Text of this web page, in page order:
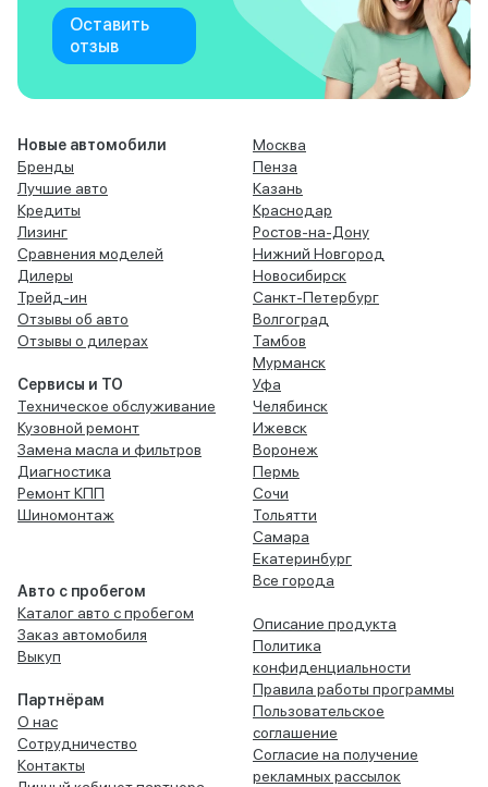
Оставить
отзыв
Новые автомобили
Бренды
Лучшие авто
Кредиты
Лизинг
Сравнения моделей
Дилеры
Трейд-ин
Отзывы об авто
Отзывы о дилерах
Сервисы и ТО
Техническое обслуживание
Кузовной ремонт
Замена масла и фильтров
Диагностика
Ремонт КПП
Шиномонтаж
Авто с пробегом
Каталог авто с пробегом
Заказ автомобиля
Выкуп
Партнёрам
О нас
Сотрудничество
Контакты
Москва
Пенза
Казань
Краснодар
Ростов-на-Дону
Нижний Новгород
Новосибирск
Санкт-Петербург
Волгоград
Тамбов
Мурманск
Уфа
Челябинск
Ижевск
Воронеж
Пермь
Сочи
Тольятти
Самара
Екатеринбург
Все города
Описание продукта
Политика
конфиденциальности
Правила работы программы
Пользовательское
соглашение
Согласие на получение
рекламных рассылок